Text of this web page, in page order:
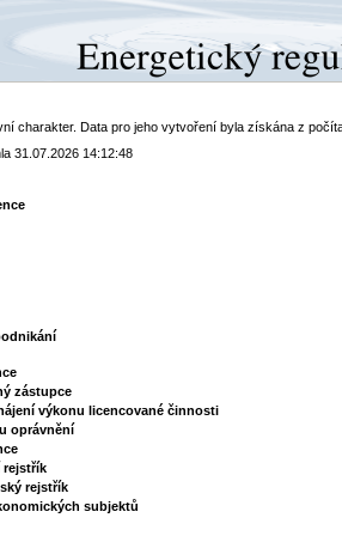
charakter. Data pro jeho vytvoření byla získána z
31.07.2026 14:12:48
zástupce
výkonu licencované činnosti
oprávnění
rejstřík
rejstřík
subjektů